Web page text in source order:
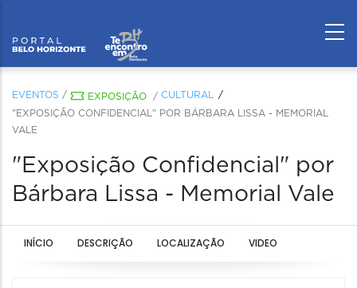
EVENTOS / EXPOSIÇÃO / CULTURAL
"EXPOSIÇÃO CONFIDENCIAL" POR BÁRBARA LISSA - MEMORIAL
VALE
"Exposição Confidencial" por
Bárbara Lissa - Memorial Vale
INÍCIO DESCRIÇÃO LOCALIZAÇÃO VIDEO